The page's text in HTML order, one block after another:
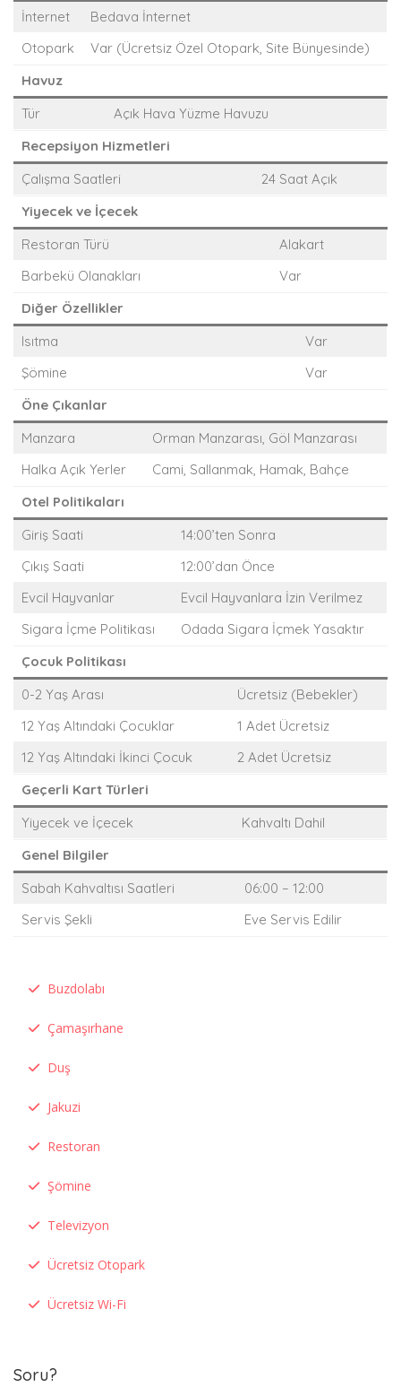
İnternet
Bedava İnternet
Otopark
Var (Ücretsiz Özel Otopark, Site Bünyesinde)
Havuz
Tür
Açık Hava Yüzme Havuzu
Recepsiyon Hizmetleri
Çalışma Saatleri
24 Saat Açık
Yiyecek ve İçecek
Restoran Türü
Alakart
Barbekü Olanakları
Var
Diğer Özellikler
Isıtma
Var
Şömine
Var
Öne Çıkanlar
Manzara
Orman Manzarası, Göl Manzarası
Halka Açık Yerler
Cami, Sallanmak, Hamak, Bahçe
Otel Politikaları
Giriş Saati
14:00’ten Sonra
Çıkış Saati
12:00’dan Önce
Evcil Hayvanlar
Evcil Hayvanlara İzin Verilmez
Sigara İçme Politikası
Odada Sigara İçmek Yasaktır
Çocuk Politikası
0-2 Yaş Arası
Ücretsiz (Bebekler)
12 Yaş Altındaki Çocuklar
1 Adet Ücretsiz
12 Yaş Altındaki İkinci Çocuk
2 Adet Ücretsiz
Geçerli Kart Türleri
Yiyecek ve İçecek
Kahvaltı Dahil
Genel Bilgiler
Sabah Kahvaltısı Saatleri
06:00 – 12:00
Servis Şekli
Eve Servis Edilir
Buzdolabı
Çamaşırhane
Duş
Jakuzi
Restoran
Şömine
Televizyon
Ücretsiz Otopark
Ücretsiz Wi-Fi
Soru?